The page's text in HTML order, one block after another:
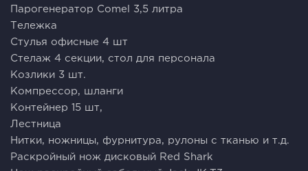
Парогенератор Comel 3,5 литра
Тележка
Стулья офисные 4 шт
Стелаж 4 секции, стол для персонала
Козлики 3 шт.
Компрессор, шланги
Контейнер 15 шт,
Лестница
Нитки, ножницы, фурнитура, рулоны с тканью и т.д.
Раскройный нож дисковый Red Shark